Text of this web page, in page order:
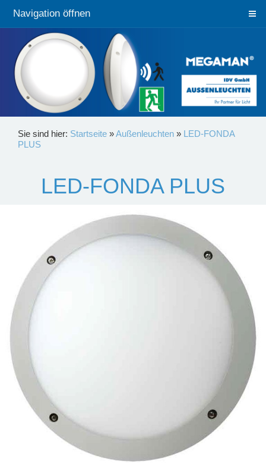
Navigation öffnen
Sie sind hier: Startseite »Außenleuchten » LED-FONDA
PLUS
LED-FONDA PLUS